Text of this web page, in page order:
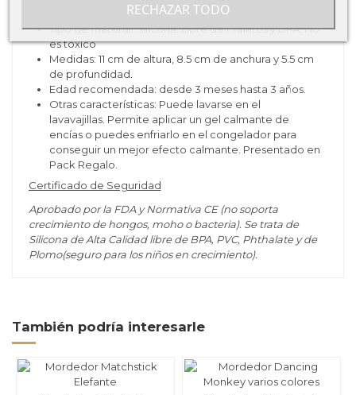
Tipo de producto: mordedor.
Tipo de material: silicona. Libre de Ftalatos y BPA. No
es tóxico
Medidas: 11 cm de altura, 8.5 cm de anchura y 5.5 cm
de profundidad.
Edad recomendada: desde 3 meses hasta 3 años.
Otras características: Puede lavarse en el
lavavajillas. Permite aplicar un gel calmante de
encías o puedes enfriarlo en el congelador para
conseguir un mejor efecto calmante. Presentado en
Pack Regalo.
Certificado de Seguridad
Aprobado por la FDA y Normativa CE (no soporta
crecimiento de hongos, moho o bacteria). Se trata de
Silicona de Alta Calidad libre de BPA, PVC, Phthalate y de
Plomo(seguro para los niños en crecimiento).
También podría interesarle
RECHAZAR TODO